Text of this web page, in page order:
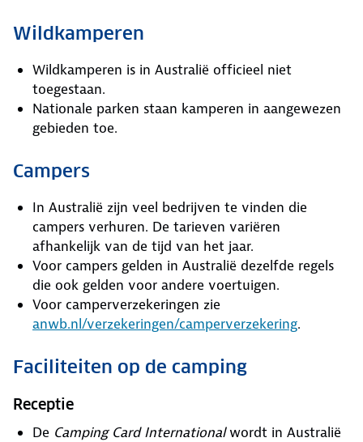
Wildkamperen
Wildkamperen is in Australië officieel niet
toegestaan.
Nationale parken staan kamperen in aangewezen
gebieden toe.
Campers
In Australië zijn veel bedrijven te vinden die
campers verhuren. De tarieven variëren
afhankelijk van de tijd van het jaar.
Voor campers gelden in Australië dezelfde regels
die ook gelden voor andere voertuigen.
Voor camperverzekeringen zie
anwb.nl/verzekeringen/camperverzekering.
Faciliteiten op de camping
Receptie
De Camping Card Internationalwordt in Australië